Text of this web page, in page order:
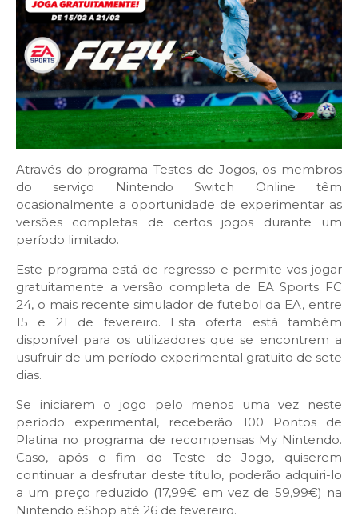
Através do programa Testes de Jogos, os membros
do serviço Nintendo Switch Online têm
ocasionalmente a oportunidade de experimentar as
versões completas de certos jogos durante um
período limitado.
Este programa está de regresso e permite-vos jogar
gratuitamente a versão completa de EA Sports FC
24, o mais recente simulador de futebol da EA, entre
15 e 21 de fevereiro. Esta oferta está também
disponível para os utilizadores que se encontrem a
usufruir de um período experimental gratuito de sete
dias.
Se iniciarem o jogo pelo menos uma vez neste
período experimental, receberão 100 Pontos de
Platina no programa de recompensas My Nintendo.
Caso, após o fim do Teste de Jogo, quiserem
continuar a desfrutar deste título, poderão adquiri-lo
a um preço reduzido (17,99€ em vez de 59,99€) na
Nintendo eShop até 26 de fevereiro.